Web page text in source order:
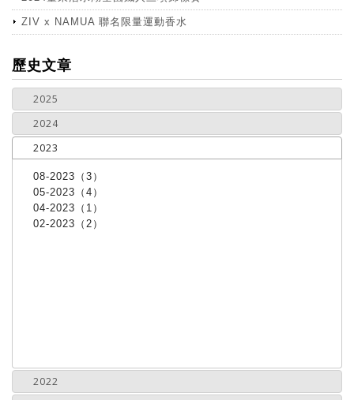
ZIV x NAMUA 聯名限量運動香水
more
歷史文章
2025
2024
2023
08-2023（3）
05-2023（4）
04-2023（1）
02-2023（2）
2022